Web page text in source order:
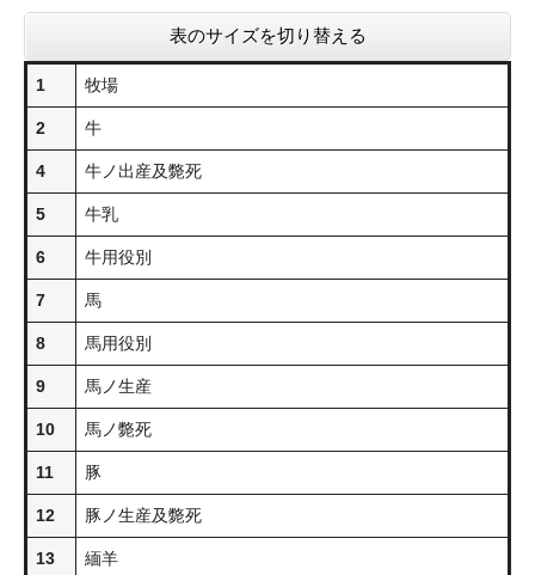
表のサイズを切り替える
1 牧場
2 牛
4 牛ノ出産及斃死
5 牛乳
6 牛用役別
7 馬
8 馬用役別
9 馬ノ生産
10 馬ノ斃死
11 豚
12 豚ノ生産及斃死
13 緬羊